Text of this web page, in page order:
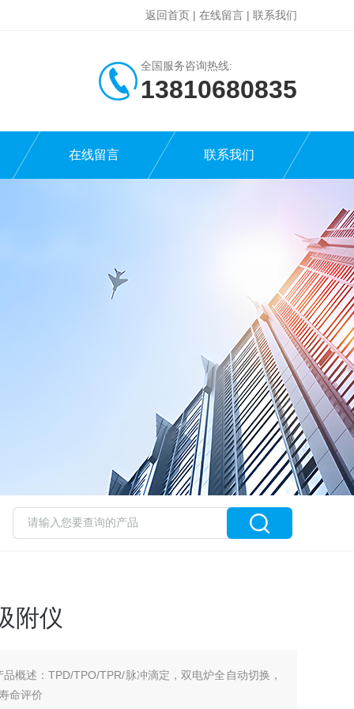
返回首页 | 在线留言 | 联系我们
全国服务咨询热线:
13810680835
在线留言 联系我们
附仪
概述：TPD/TPO/TPR/脉冲滴定，双电炉全自动切换，
命评价